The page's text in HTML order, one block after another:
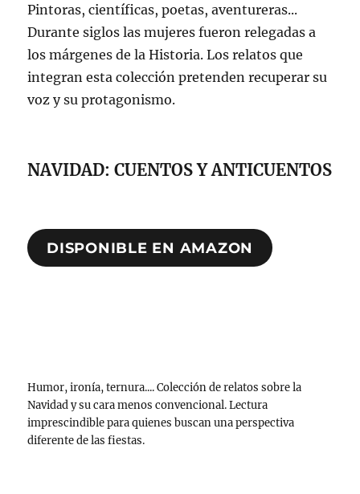
Pintoras, científicas, poetas, aventureras...
Durante siglos las mujeres fueron relegadas a
los márgenes de la Historia. Los relatos que
integran esta colección pretenden recuperar su
voz y su protagonismo.
NAVIDAD: CUENTOS Y ANTICUENTOS
DISPONIBLE EN AMAZON
Humor, ironía, ternura.... Colección de relatos sobre la
Navidad y su cara menos convencional. Lectura
imprescindible para quienes buscan una perspectiva
diferente de las fiestas.